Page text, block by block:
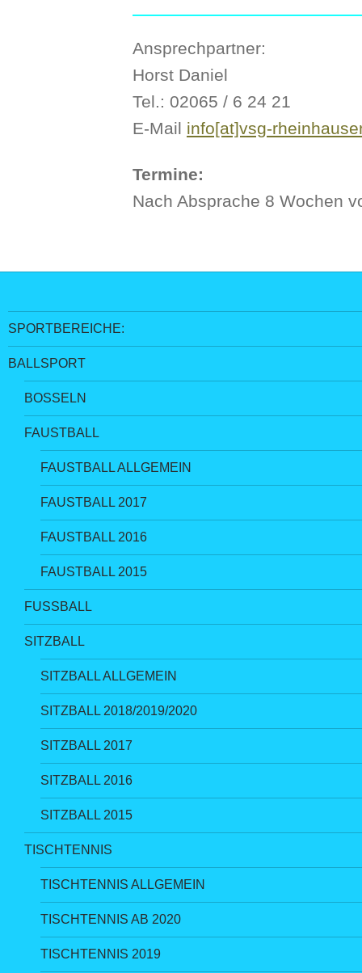
Ansprechpartner:
Horst Daniel
Tel.: 02065 / 6 24 21
E-Mail info[at]vsg-
Termine:
Nach Absprache 8 Wochen
SPORTBEREICHE:
BALLSPORT
BOSSELN
FAUSTBALL
FAUSTBALL ALLGEMEIN
FAUSTBALL 2017
FAUSTBALL 2016
FAUSTBALL 2015
FUSSBALL
SITZBALL
SITZBALL ALLGEMEIN
SITZBALL 2018/2019/2020
SITZBALL 2017
SITZBALL 2016
SITZBALL 2015
TISCHTENNIS
TISCHTENNIS ALLGEMEIN
TISCHTENNIS AB 2020
TISCHTENNIS 2019